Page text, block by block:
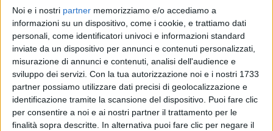
Noi e i nostri partner memorizziamo e/o accediamo a
informazioni su un dispositivo, come i cookie, e trattiamo dati
personali, come identificatori univoci e informazioni standard
inviate da un dispositivo per annunci e contenuti personalizzati,
misurazione di annunci e contenuti, analisi dell'audience e
sviluppo dei servizi. Con la tua autorizzazione noi e i nostri 1733
partner possiamo utilizzare dati precisi di geolocalizzazione e
identificazione tramite la scansione del dispositivo. Puoi fare clic
per consentire a noi e ai nostri partner il trattamento per le
finalità sopra descritte. In alternativa puoi fare clic per negare il
FUORI IL 5 SETTEMBRE 04 ago 2025
Annalisa e Marco Mengoni insieme per la
prima volta nel singolo "Piazza San Marco"
Ora è ufficiale: come vi avevamo già anticipato, è in
arrivo il primo duetto dei due pesi massimi della
musica italiana
diDaniele Verderio